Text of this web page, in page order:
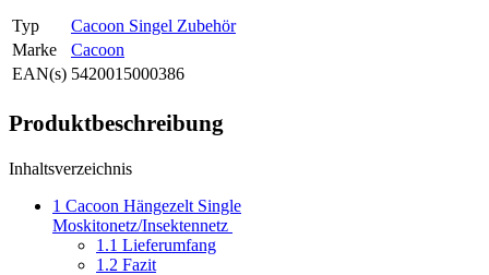
Typ
Cacoon Singel Zubehör
Marke
Cacoon
EAN(s) 5420015000386
Produktbeschreibung
Inhaltsverzeichnis
1 Cacoon Hängezelt Single
Moskitonetz/Insektennetz
1.1 Lieferumfang
1.2 Fazit